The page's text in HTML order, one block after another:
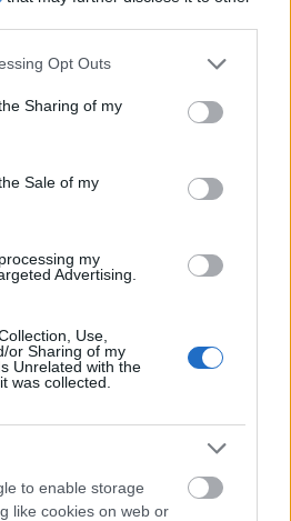
app uses one or more Google
usage behaviour. You may click to
and its third-party tags to
purposes in below Google
Opt Outs
Sharing of my
Sale of my
my
Advertising.
Use,
or Sharing of my
Unrelated with the
was collected.
to enable storage
like cookies on web or
elszigeteltségből kitörve
válni, akiért kölyök és
fiatal és öreg, unatkozó
regények befalásában nem
lelkesedik. Na, ezek itt
amennyire egyedül Pritz
doyenje, aki kábé az
két sör között mindig
mivel sok sört iszik, sokat is
És szépen. Ahogy
könyv ezért is, s nemcsak a
okán letehetetlen.